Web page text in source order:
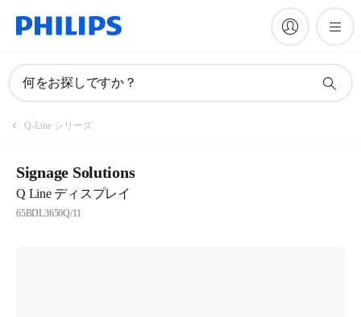
何をお探しですか？
Q-Line シリーズ
Signage Solutions
Q Line ディスプレイ
65BDL3650Q/11